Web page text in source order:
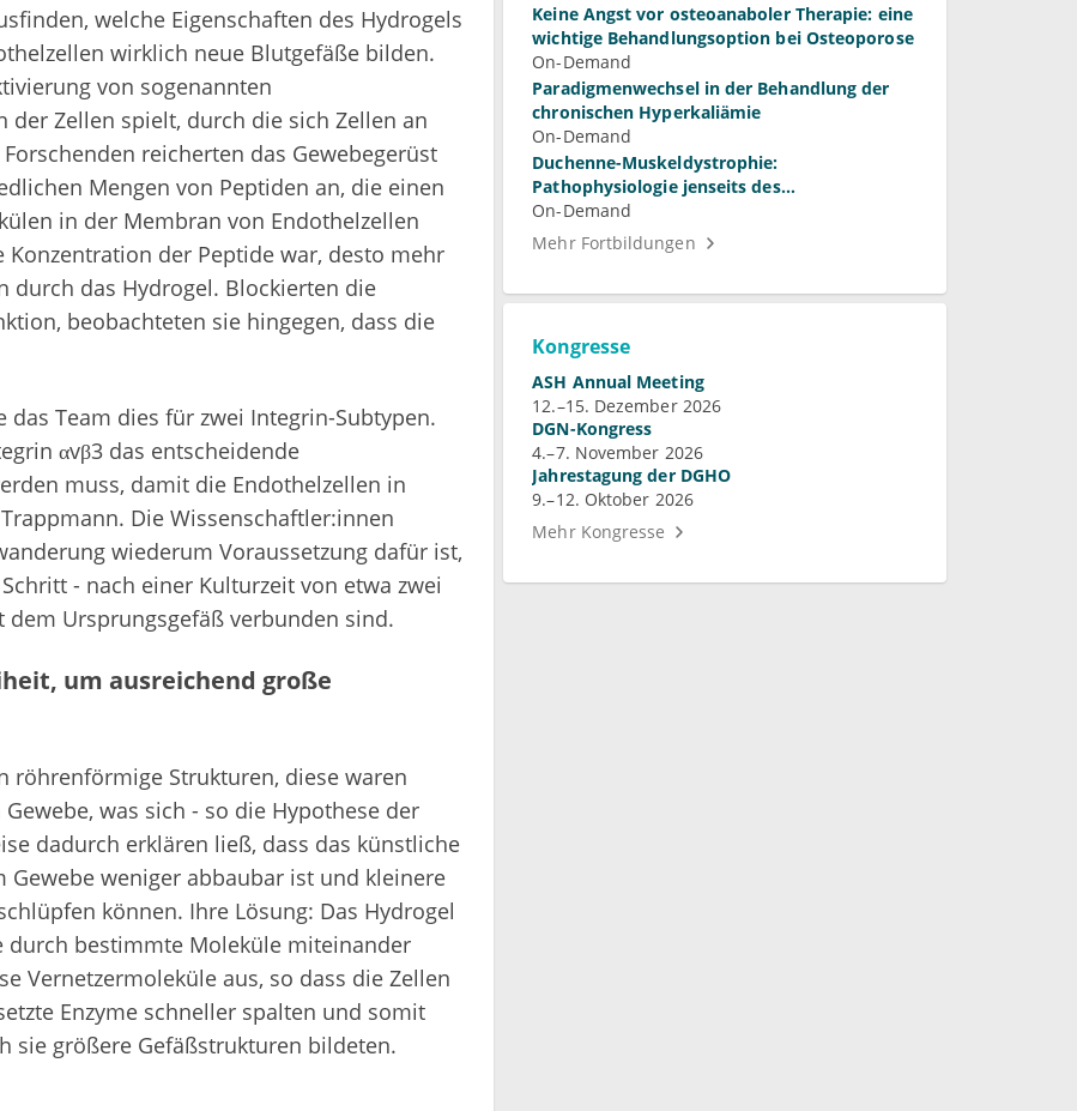
welche Eigenschaften des Hydrogels
wirklich neue Blutgefäße bilden.
von sogenannten
Zellen spielt, durch die sich Zellen an
reicherten das Gewebegerüst
Mengen von Peptiden an, die einen
in der Membran von Endothelzellen
der Peptide war, desto mehr
durch das Hydrogel. Blockierten die
beobachteten sie hingegen, dass die
Team dies für zwei Integrin-Subtypen.
αvβ3 das entscheidende
muss, damit die Endothelzellen in
Die Wissenschaftler:innen
wiederum Voraussetzung dafür ist,
- nach einer Kulturzeit von etwa zwei
Ursprungsgefäß verbunden sind.
um ausreichend große
röhrenförmige Strukturen, diese waren
was sich - so die Hypothese der
dadurch erklären ließ, dass das künstliche
weniger abbaubar ist und kleinere
können. Ihre Lösung: Das Hydrogel
durch bestimmte Moleküle miteinander
Vernetzermoleküle aus, so dass die Zellen
Enzyme schneller spalten und somit
sie größere Gefäßstrukturen bildeten.
Keine Angst vor osteoanaboler Therapie: eine
wichtige Behandlungsoption bei Osteoporose
On-Demand
Paradigmenwechsel in der Behandlung der
chronischen Hyperkaliämie
On-Demand
Duchenne-Muskeldystrophie:
Pathophysiologie jenseits des
Membrandefekts
On-Demand
Mehr Fortbildungen
Kongresse
ASH Annual Meeting
12.–15. Dezember 2026
DGN-Kongress
4.–7. November 2026
Jahrestagung der DGHO
9.–12. Oktober 2026
Mehr Kongresse